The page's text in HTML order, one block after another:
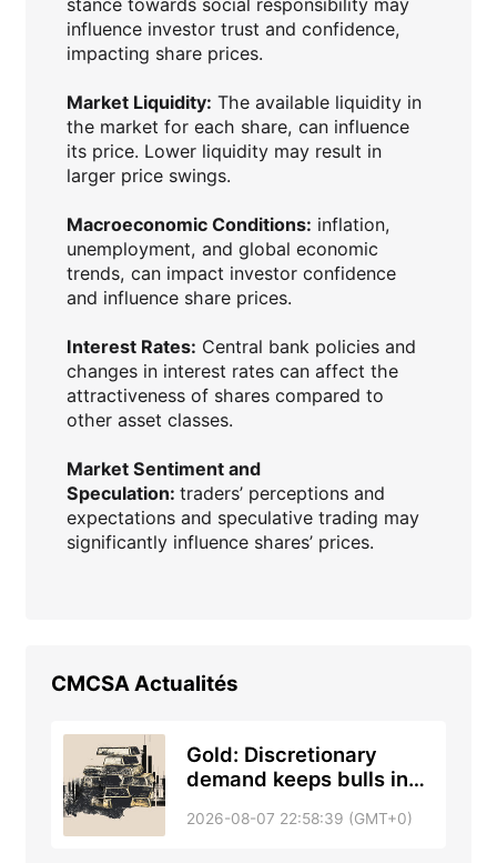
influence investor trust and confidence,
impacting share prices.
Market Liquidity: The available liquidity in
the market for each share, can influence
its price. Lower liquidity may result in
larger price swings.
Macroeconomic Conditions: inflation,
unemployment, and global economic
trends, can impact investor confidence
and influence share prices.
Interest Rates: Central bank policies and
changes in interest rates can affect the
attractiveness of shares compared to
other asset classes.
Market Sentiment and
Speculation: traders’ perceptions and
expectations and speculative trading may
significantly influence shares’ prices.
CMCSA Actualités
Gold: Discretionary
demand keeps bulls in
2026-08-07 22:58:39 (GMT+0)